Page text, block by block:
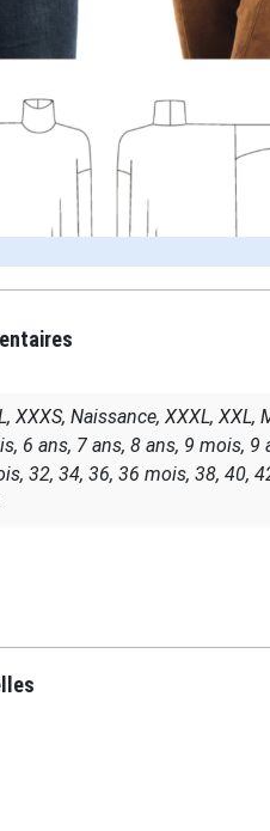
XXXS, Naissance, XXXL, XXL,
6 ans, 7 ans, 8 ans, 9 mois, 9
32, 34, 36, 36 mois, 38, 40,